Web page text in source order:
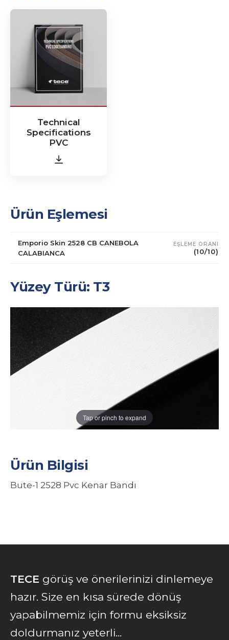
Technical
Specifications
PVC
Ürün Eşlemesi
Emporio Skin 2528 CB CANEBOLA
CALABIANCA
EŞLEME ORANI
(10/10)
Yüzey Türü: T3
Tap or pinch to expand
Ürün Bilgisi
Bute-1 2528 Pvc Kenar Bandı
TECE görüş ve önerilerinizi dinlemeye
hazır. Size en kısa sürede dönüş
yapabilmemiz için formu eksiksiz
doldurmanız yeterli...